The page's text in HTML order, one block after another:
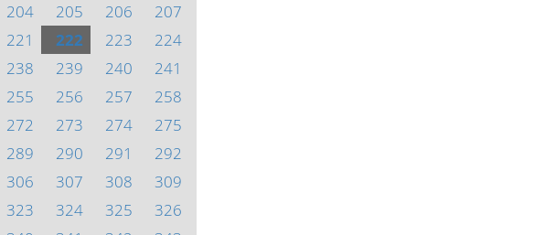
204 205 206
207
221 222 223
224
238 239 240
241
255 256 257
258
272 273 274
275
289 290 291
292
306 307 308
309
323 324 325
326